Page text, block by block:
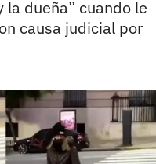
la dueña” cuando le
causa judicial por